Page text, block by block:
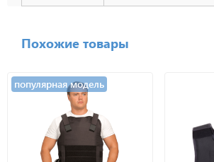
Похожие товары
популярная модель